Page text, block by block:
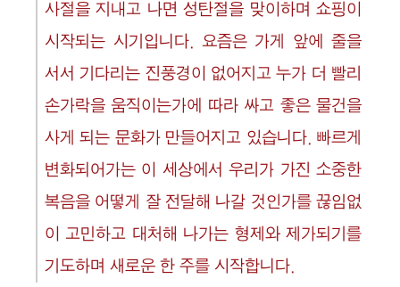
사절을 지내고 나면 성탄절을 맞이하며 쇼핑이
시작되는 시기입니다. 요즘은 가게 앞에 줄을
서서 기다리는 진풍경이 없어지고 누가 더 빨리
손가락을 움직이는가에 따라 싸고 좋은 물건을
사게 되는 문화가 만들어지고 있습니다. 빠르게
변화되어가는 이 세상에서 우리가 가진 소중한
복음을 어떻게 잘 전달해 나갈 것인가를 끊임없
이 고민하고 대처해 나가는 형제와 제가되기를
기도하며 새로운 한 주를 시작합니다.